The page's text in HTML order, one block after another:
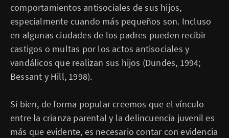
comportamientos antisociales de sus hijos,
especialmente cuando más pequeños son. Incluso
en algunas ciudades de los padres pueden recibir
castigos o multas por los actos antisociales y
vandálicos que realizan sus hijos (Dundes, 1994;
Bessant y Hill, 1998).
Si bien, de forma popular creemos que el vínculo
entre la crianza parental y la delincuencia juvenil es
más que evidente, es necesario contar con evidencia